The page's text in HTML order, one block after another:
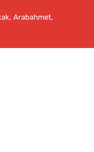
Arabahmet,